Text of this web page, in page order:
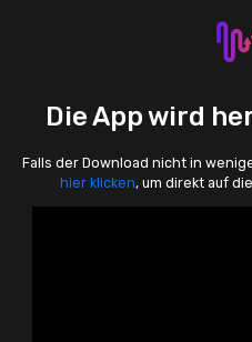
Die App wird
Falls der Download nicht in
hier klicken, um direkt auf